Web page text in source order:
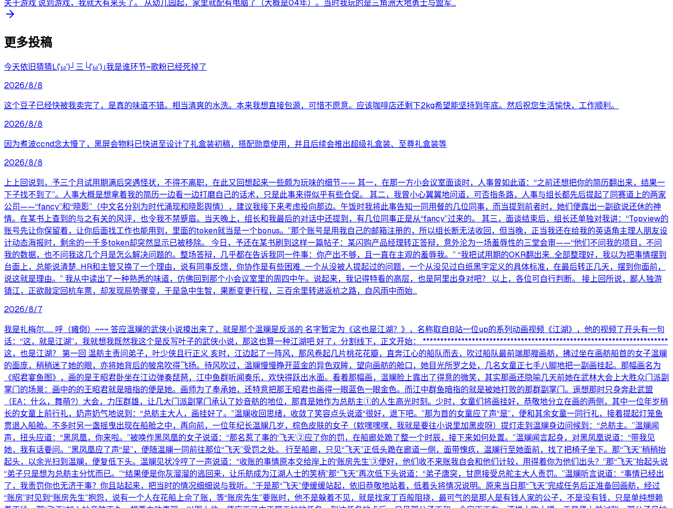
关于游戏 说到游戏，我就大有来头了。 从幼儿园起，家里就配有电脑了（大概是04年）。当时我玩的是三角洲大地勇士与盟军...
更多投稿
今天依旧猜猜L('ω')┘三└('ω')｣我是谁环节~歌粉已经死掉了
2026/8/8
这个豆子已经快被我卖完了，是真的味道不错。相当清爽的水洗。本来我想直接包源，可惜不愿意。应该咖啡店还剩下2kg希望能坚持到年底。然后祝您生活愉快，工作顺利。
2026/8/8
因为煮波ccnd念太慢了，黑屏会物料已快进至设计了礼盒装初稿，搭配勋章使用，并且后续会推出超级礼盒装、至尊礼盒装等
2026/8/8
上上回说到，予三个月试用期满后突遇怪状，不得不离职，在此又回想起来一些颇为玩味的细节—— 其一，在那一方小会议室面谈时，人事曾如此道：“之前还想把你的简历翻出来，结果一
下子找不到了”。人事大概是想拿着我的简历一边看一边打磨自己的话术，只是此事来得似乎有些仓促。 其二，我曾小心翼翼地问道，可否指条路，人事与组长都先后提起了同赛道上的两家
公司——“fancy”和“晓影”（中文名分别为时代涌现和晓影舆情），建议我接下来考虑投向那边。午饭时我将此事告知一同用餐的几位同事，而当提到前者时，她们便露出一副欲说还休的神
情。在某书上查到的与之有关的风评，也令我不禁蹙眉。当天晚上，组长和我最后的对话中还提到，有几位同事正是从“fancy”过来的。 其三，面谈结束后，组长还单独对我讲：“Topview的
账号先让你保留着，让你后面找工作也能用到，里面的token就当是一个bonus。”那个账号是用我自己的邮箱注册的，所以组长断无法收回，但当晚，正当我还在给我的英语角主理人朋友设
计动态海报时，剩余的一千多token却突然显示已被移除。 今日，予还在某书刷到这样一篇帖子：某闪购产品经理转正答辩，意外沦为一场羞辱性的三堂会审——“他们不问我的项目，不问
我的数据，也不问我这几个月是怎么解决问题的。整场答辩，几乎都在告诉我同一件事：你产出不够，且一直在主观的羞辱我。” “我把试用期的OKR翻出来...全部整理好，我以为把事情摆到
台面上，总能说清楚...HR和主管又换了一个理由，说有同事反馈，你协作是有些困难...一个从没被人提起过的问题，一个从没见过白纸黑字定义的具体标准，在最后转正几天，摆到你面前，
说这就是理由。” 我从中读出了一种熟悉的味道，仿佛回到那个小会议室里的周四中午。说起来，我记得特看的高层，也是阿里出身对吧？ 以上，各位可自行判断。 接上回所说，鄙人独游
镇江，正欲敲定回杭车票，却发现局势骤变，于是急中生智，果断变更行程，三百余里转进返杭之路，自风雨中而始...
2026/8/7
我是扎梅尔...... 呼（瘫倒）~~~ 答应温斓的武侠小说摸出来了，就是那个温斓是反派的 名字暂定为《这也是江湖？》，名称取自B站一位up的系列动画视频《江湖》，他的视频了开头有一句
话：“这，就是江湖”，我就想我既然我这个是反写叶子的武侠小说，那这也算一种江湖吧 好了，分割线下，正文开始： **********************************************************************
这，也是江湖？ 第一回 温舫主责问弟子，叶少侠且行正义 亥时，江边起了一阵风，那风卷起几片桃花花瓣，直奔江心的船队而去，吹过船队最前端那艘画舫，拂过坐在画舫船首的女子温斓
的面庞，稍稍迷了她的眼，亦将她背后的帔帛吹得飞扬。待风吹过，温斓慢慢睁开蓝金的异色双眸，望向画舫的舱口，她目光所罗之处，几名女童正七手八脚地把一副画挂起。那幅画名为
《昭君宴鱼图》，画的是王昭君卧坐在江边弹奏琵琶，江中鱼群听闻奏乐，欢快得跃出水面。看着那幅画，温斓脸上露出了得意的微笑，其实那画还隐喻几天前她在武林大会上大胜众门派副
掌门的场景：画中的的王昭君就是暗指的便是她。画师为了奉承她，还特意把那王昭君也画得一眼蓝色一眼金色。而江中群鱼暗指的就是被她打败的那群副掌门。遥想那时只身奔赴武盟
（EA：什么，舞萌?）大会，力压群雄，让几大门派副掌门承认了妙音舫的地位，那真是她作为总舫主①的人生高光时刻。少时，女童们将画挂好，恭敬地分立在画的两侧，其中一位年岁稍
长的女童上前行礼，奶声奶气地说到：“总舫主大人，画挂好了。”温斓收回思绪，收敛了笑容点头说道“很好，退下吧。”那为首的女童应了声“是”，便和其余女童一同行礼，接着提起灯笼鱼
贯退入船舱。不多时另一盏摇曳出现在船舱之中，再向前，一位年纪长温斓几岁，棕色皮肤的女子（欸嘿嘿嘿，我就是要往小说里加黑皮呀）提灯走到温斓身边问候到：“总舫主。”温斓闻
声，扭头应道：“黑凤凰，你来啦。”被唤作黑凤凰的女子说道：“那名惹了事的‘飞天’②应了你的罚，在船廊处跪了整一个时辰，接下来如何处置。”温斓闻言起身，对黑凤凰说道：“带我见
她，我有话要问。”黑凤凰应了声“是”，便随温斓一同前往那位“飞天”受罚之处。 行至船廊，只见“飞天”正低头跪在廊道一侧，面带愧疚，温斓行至她面前，找了把椅子坐下。那“飞天”稍稍抬
起头，以余光扫到温斓，便复低下头。温斓见状冷哼了一声说道：“收账的事情原本交给岸上的‘账房先生’③便好，他们收不来账我自会和他们计较，用得着你为他们出头？”那“飞天”抬起头说
“弟子只是想为总舫主分忧而已。”“结果便是你灰溜溜的逃回来，让乐舫成为江湖人士的笑柄”那“飞天”再次低下头说道：“弟子唐突，甘愿接受总舵主大人责罚。”温斓听言说道：“事情已经出
了，我责罚你也无济于事？你且站起来，把当时的情况细细说与我听。”于是那“飞天”便缓缓站起，依旧恭敬地站着，低着头将情况说明。原来当日那“飞天”完成任务后正准备回画舫，经过
“账房”时见到“账房先生”抱怨，说有一个人在花船上佘了账，等“账房先生”要账时，他不是躲着不见，就是找家丁百般阻挠，最可气的是那人是有钱人家的公子，不是没有钱，只是单纯想赖